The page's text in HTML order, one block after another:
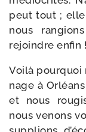
peut tout ;
nous
rejoindre enfin !
Voilà pour­quoi
nage à
et nous
nous venons